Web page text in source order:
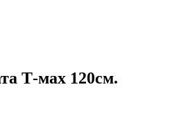
Т-мах 120см.